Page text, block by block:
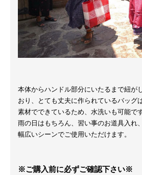
本体からハンドル部分にいたるまで紐が
おり、とても丈夫に作られているバッグ
素材でできているため、水洗いも可能です
雨の日はもちろん、習い事のお道具入れ
幅広いシーンでご使用いただけます。
※ご購入前に必ずご確認下さい※